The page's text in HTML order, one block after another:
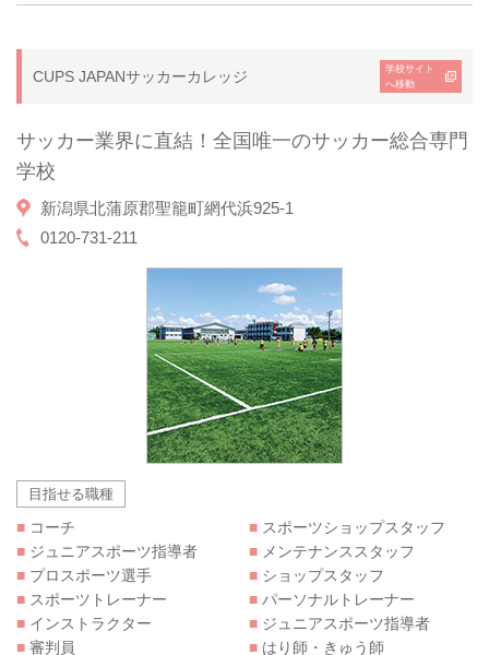
CUPS JAPANサッカーカレッジ
学校サイト
へ移動
サッカー業界に直結！全国唯一のサッカー総合専門
学校
新潟県北蒲原郡聖籠町網代浜925-1
0120-731-211
目指せる職種
■ コーチ
■ ジュニアスポーツ指導者
■ プロスポーツ選手
■ スポーツトレーナー
■ インストラクター
■ 審判員
■ スポーツショップスタッフ
■ メンテナンススタッフ
■ ショップスタッフ
■ パーソナルトレーナー
■ ジュニアスポーツ指導者
■ はり師・きゅう師